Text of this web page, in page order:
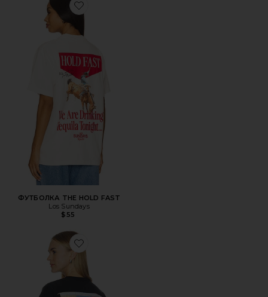
Favorite ФУТБОЛКА THE HOLD FAST
ФУТБОЛКА THE HOLD FAST
Los Sundays
$55
Favorite ФУТБОЛКА